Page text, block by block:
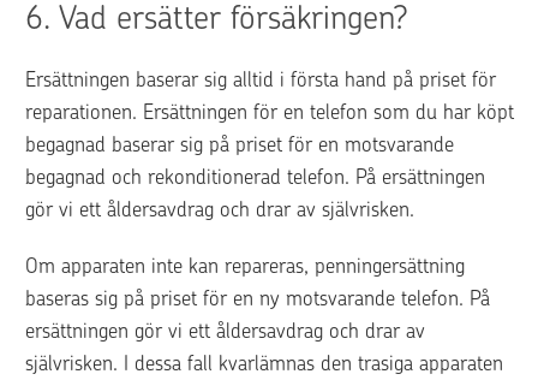
6. Vad ersätter försäkringen?
Ersättningen baserar sig alltid i första hand på priset för
reparationen. Ersättningen för en telefon som du har köpt
begagnad baserar sig på priset för en motsvarande
begagnad och rekonditionerad telefon. På ersättningen
gör vi ett åldersavdrag och drar av självrisken.
Om apparaten inte kan repareras, penningersättning
baseras sig på priset för en ny motsvarande telefon. På
ersättningen gör vi ett åldersavdrag och drar av
självrisken. I dessa fall kvarlämnas den trasiga apparaten